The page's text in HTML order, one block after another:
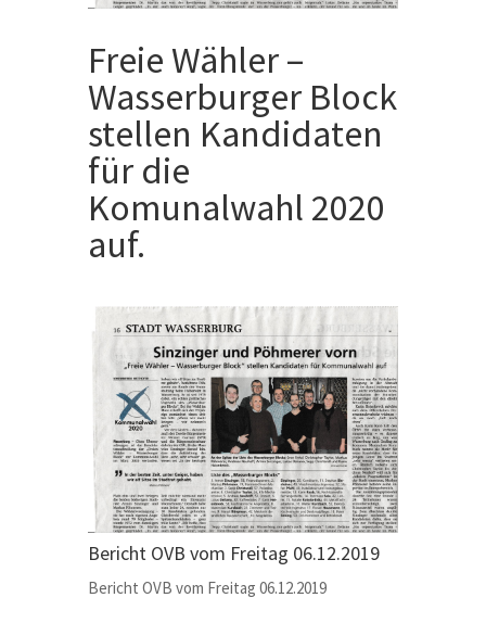
Freie Wähler –
Wasserburger Block
stellen Kandidaten
für die
Komunalwahl 2020
auf.
Bericht OVB vom Freitag 06.12.2019
Bericht OVB vom Freitag 06.12.2019